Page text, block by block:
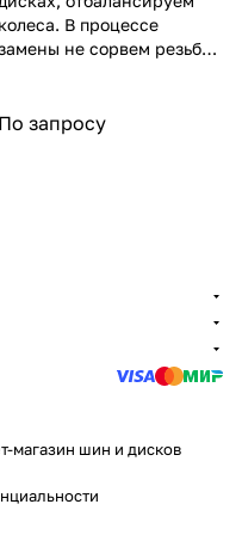
колеса. В процессе
не сорвем резьбу
По запросу
магазин шин и дисков